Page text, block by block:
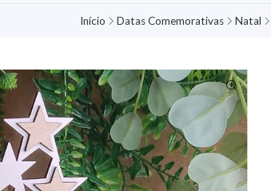
Início Datas Comemorativas Natal